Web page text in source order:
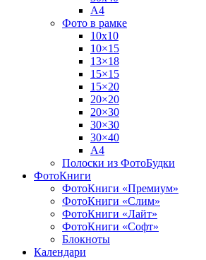
А4
Фото в рамке
10х10
10×15
13×18
15×15
15×20
20×20
20×30
30×30
30×40
A4
Полоски из ФотоБудки
ФотоКниги
ФотоКниги «Премиум»
ФотоКниги «Слим»
ФотоКниги «Лайт»
ФотоКниги «Софт»
Блокноты
Календари